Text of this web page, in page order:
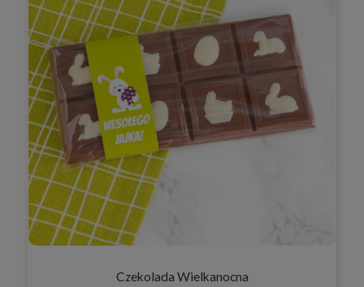
Czekolada Wielkanocna